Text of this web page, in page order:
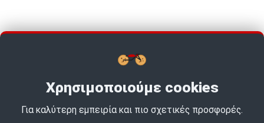
Χρησιμοποιούμε cookies
Για καλύτερη εμπειρία και πιο σχετικές προσφορές.